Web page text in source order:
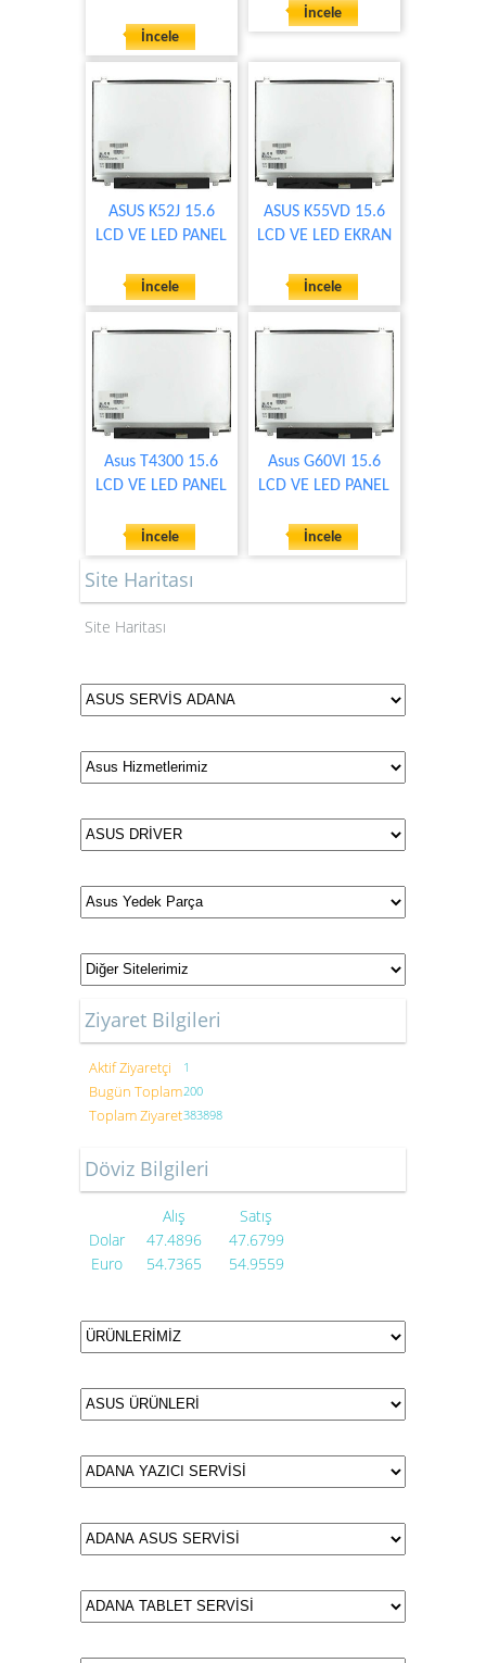
İncele
İncele
ASUS K52J 15.6
LCD VE LED PANEL
İncele
ASUS K55VD 15.6
LCD VE LED EKRAN
İncele
Asus T4300 15.6
LCD VE LED PANEL
İncele
Asus G60Vl 15.6
LCD VE LED PANEL
İncele
Site Haritası
Site Haritası
Ziyaret Bilgileri
Aktif Ziyaretçi 1
Bugün Toplam200
Toplam Ziyaret383898
Döviz Bilgileri
Alış
Satış
Dolar
47.4896
47.6799
Euro
54.7365 54.9559